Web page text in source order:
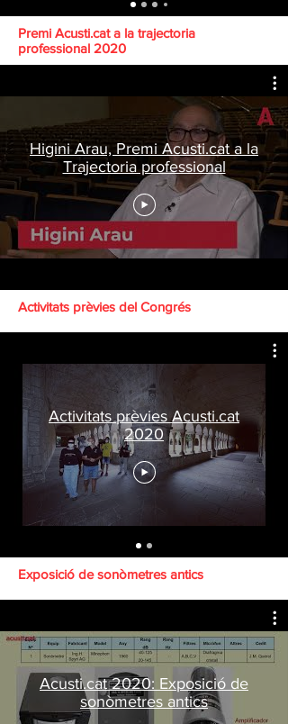
Premi Acusti.cat a la trajectoria
professional 2020
Higini Arau, Premi Acusti.cat a la
Trajectoria professional
Activitats prèvies del Congrés
Activitats prèvies Acusti.cat
2020
Exposició de sonòmetres antics
Acusti.cat 2020: Exposició de
sonòmetres antics